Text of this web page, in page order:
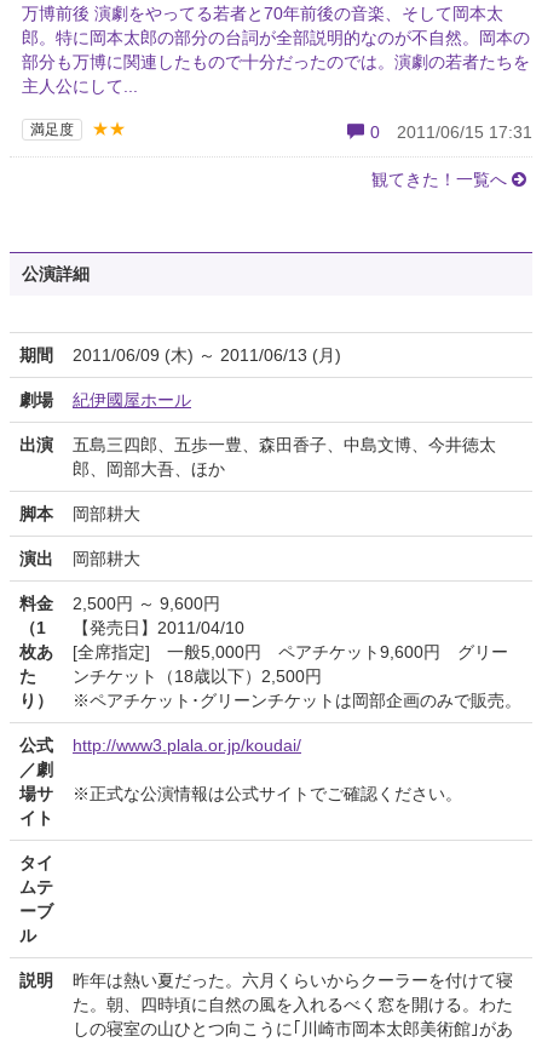
万博前後 演劇をやってる若者と70年前後の音楽、そして岡本太
郎。特に岡本太郎の部分の台詞が全部説明的なのが不自然。岡本の
部分も万博に関連したもので十分だったのでは。演劇の若者たちを
主人公にして...
満足度 ★★ 0 2011/06/15 17:31
観てきた！一覧へ
公演詳細
期間 2011/06/09 (木) ～ 2011/06/13 (月)
劇場 紀伊國屋ホール
出演
五島三四郎、五歩一豊、森田香子、中島文博、今井徳太
郎、岡部大吾、ほか
脚本 岡部耕大
演出 岡部耕大
料金
（1
枚あ
た
り）
2,500円 ～ 9,600円
【発売日】2011/04/10
[全席指定] 一般5,000円 ペアチケット9,600円 グリー
ンチケット（18歳以下）2,500円
※ペアチケット･グリーンチケットは岡部企画のみで販売。
公式
／劇
場サ
イト
http://www3.plala.or.jp/koudai/
※正式な公演情報は公式サイトでご確認ください。
タイ
ムテ
ーブ
ル
説明
昨年は熱い夏だった。六月くらいからクーラーを付けて寝
た。朝、四時頃に自然の風を入れるべく窓を開ける。わた
しの寝室の山ひとつ向こうに｢川崎市岡本太郎美術館｣があ